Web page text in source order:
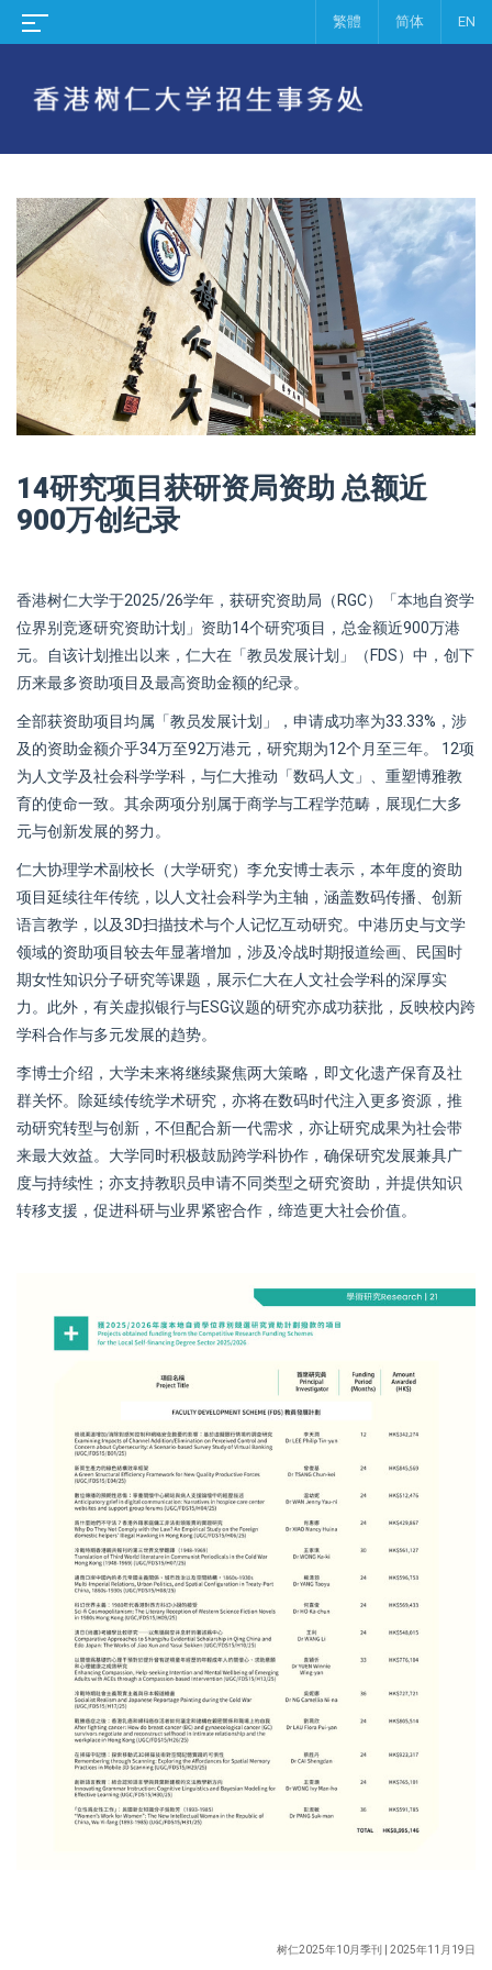
繁體 简体 EN
14研究项目获研资局资助 总额近
900万创纪录
香港树仁大学于2025/26学年，获研究资助局（RGC）「本地自资学
位界别竞逐研究资助计划」资助14个研究项目，总金额近900万港
元。自该计划推出以来，仁大在「教员发展计划」（FDS）中，创下
历来最多资助项目及最高资助金额的纪录。
全部获资助项目均属「教员发展计划」，申请成功率为33.33%，涉
及的资助金额介乎34万至92万港元，研究期为12个月至三年。 12项
为人文学及社会科学学科，与仁大推动「数码人文」、重塑博雅教
育的使命一致。其余两项分别属于商学与工程学范畴，展现仁大多
元与创新发展的努力。
仁大协理学术副校长（大学研究）李允安博士表示，本年度的资助
项目延续往年传统，以人文社会科学为主轴，涵盖数码传播、创新
语言教学，以及3D扫描技术与个人记忆互动研究。中港历史与文学
领域的资助项目较去年显著增加，涉及冷战时期报道绘画、民国时
期女性知识分子研究等课题，展示仁大在人文社会学科的深厚实
力。此外，有关虚拟银行与ESG议题的研究亦成功获批，反映校内跨
学科合作与多元发展的趋势。
李博士介绍，大学未来将继续聚焦两大策略，即文化遗产保育及社
群关怀。除延续传统学术研究，亦将在数码时代注入更多资源，推
动研究转型与创新，不但配合新一代需求，亦让研究成果为社会带
来最大效益。大学同时积极鼓励跨学科协作，确保研究发展兼具广
度与持续性；亦支持教职员申请不同类型之研究资助，并提供知识
转移支援，促进科研与业界紧密合作，缔造更大社会价值。
树仁2025年10月季刊 | 2025年11月19日